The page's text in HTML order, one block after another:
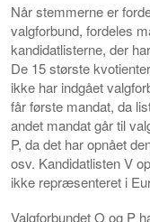
Når stemmerne er
valgforbund, fordeles
kandidatlisterne, der
De 15 største
ikke har indgået
får første mandat, da
andet mandat går til
P, da det har opnået
osv. Kandidatlisten V
ikke repræsenteret i
Valgforbundet O og P